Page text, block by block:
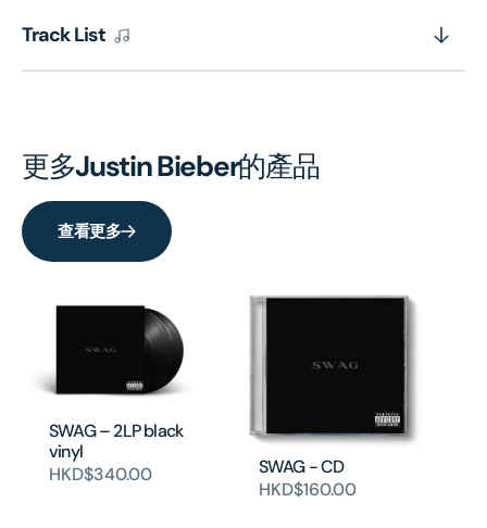
Track List
更多Justin Bieber的產品
查看更多
SWAG – 2LP black
vinyl
HKD$340.00
SWAG - CD
HKD$160.00